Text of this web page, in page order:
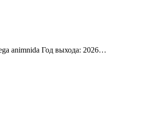
animnida Год выхода: 2026…